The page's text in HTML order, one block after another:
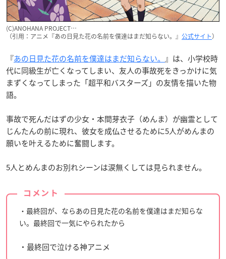
(C)ANOHANA PROJECT…
（引用：アニメ『あの日見た花の名前を僕達はまだ知らない。』 公式サイト）
『あの日見た花の名前を僕達はまだ知らない。 』は、小学校時
代に同級生が亡くなってしまい、友人の事故死をきっかけに気
まずくなってしまった「超平和バスターズ」の友情を描いた物
語。
事故で死んだはずの少女・本間芽衣子（めんま）が幽霊として
じんたんの前に現れ、彼女を成仏させるために5人がめんまの
願いを叶えるために奮闘します。
5人とめんまのお別れシーンは涙無くしては見られません。
コメント
・最終回が、ならあの日見た花の名前を僕達はまだ知らな
い。最終回で一気にやられたから
・最終回で泣ける神アニメ